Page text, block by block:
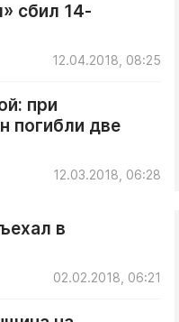
сбил 14-
12.04.2018, 08:25
при
погибли две
12.03.2018, 06:28
в
02.02.2018, 06:21